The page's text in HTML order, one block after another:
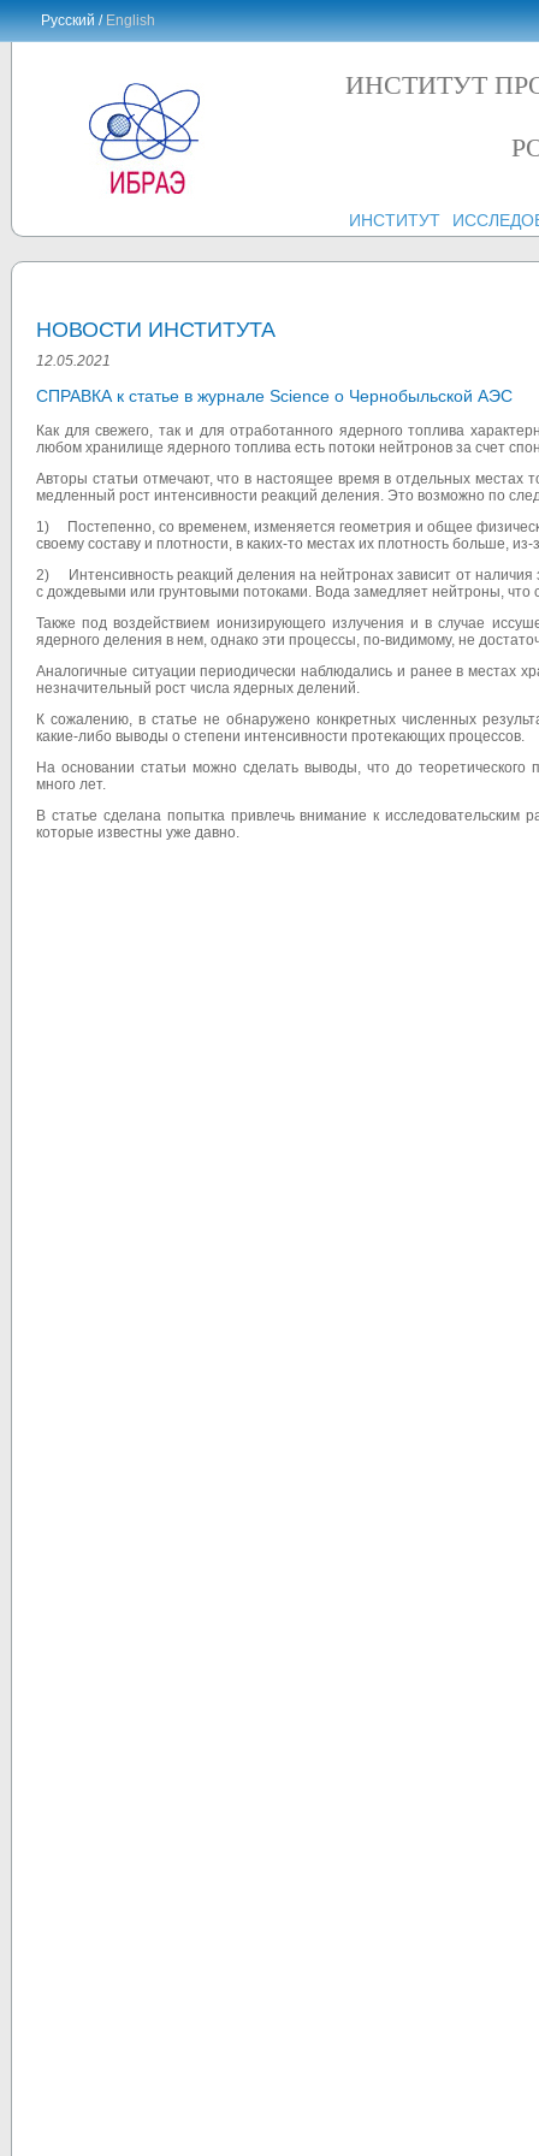
Русский /English
ИНСТИТУТ
ИНСТИТУТ
НОВОСТИ ИНСТИТУТА
12.05.2021
СПРАВКА к статье в журнале Science о Чернобыльской АЭС
Как для свежего, так и для отработанного ядерного топлива
любом хранилище ядерного топлива есть потоки нейтронов за счет
Авторы статьи отмечают, что в настоящее время в отдельных местах
медленный рост интенсивности реакций деления. Это возможно по
1) Постепенно, со временем, изменяется геометрия и общее
своему составу и плотности, в каких-то местах их плотность больше,
2) Интенсивность реакций деления на нейтронах зависит от
с дождевыми или грунтовыми потоками. Вода замедляет нейтроны,
Также под воздействием ионизирующего излучения и в случае
ядерного деления в нем, однако эти процессы, по-видимому, не
Аналогичные ситуации периодически наблюдались и ранее в местах
незначительный рост числа ядерных делений.
К сожалению, в статье не обнаружено конкретных численных
какие-либо выводы о степени интенсивности протекающих процессов.
На основании статьи можно сделать выводы, что до
много лет.
В статье сделана попытка привлечь внимание к
которые известны уже давно.